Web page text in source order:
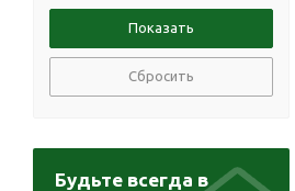
Сбросить
Будьте всегда в